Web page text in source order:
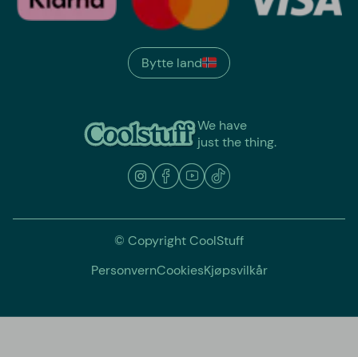
We have
just the thing.
Bytte land
© Copyright CoolStuff
PersonvernCookiesKjøpsvilkår